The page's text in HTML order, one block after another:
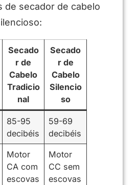
de secador de cabelo
Secado
r de
Cabelo
Tradicio
nal
Secado
r de
Cabelo
Silencio
so
85-95
decibéis
59-69
decibéis
Motor
CA com
escovas
Motor
CC sem
escovas